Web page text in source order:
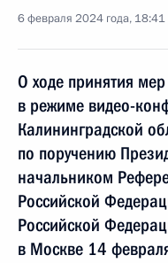
6 февраля 2024 года, 18:41
О ходе принятия
в режиме видео-
Калининградской
по поручению
начальником
Российской
Российской
в Москве 14